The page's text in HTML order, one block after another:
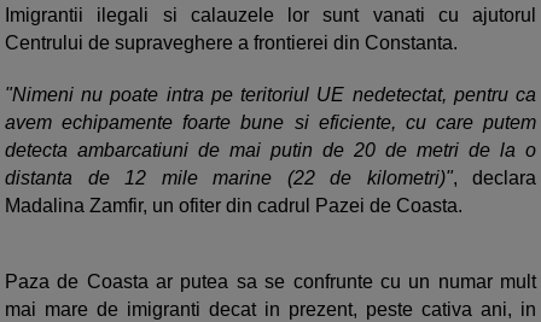
Imigrantii ilegali si calauzele lor sunt vanati cu ajutorul
Centrului de supraveghere a frontierei din Constanta.
"Nimeni nu poate intra pe teritoriul UE nedetectat, pentru ca
avem echipamente foarte bune si eficiente, cu care putem
detecta ambarcatiuni de mai putin de 20 de metri de la o
distanta de 12 mile marine (22 de kilometri)", declara
Madalina Zamfir, un ofiter din cadrul Pazei de Coasta.
Paza de Coasta ar putea sa se confrunte cu un numar mult
mai mare de imigranti decat in prezent, peste cativa ani, in